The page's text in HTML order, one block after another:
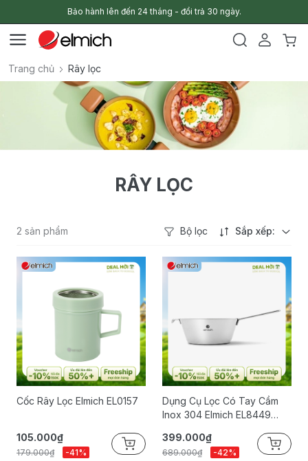
Bảo hành lên đến 24 tháng - đổi trả 30 ngày.
Trang chủ Rây lọc
RÂY LỌC
2 sản phẩm Bộ lọc Sắp xếp:
Cốc Rây Lọc Elmich EL0157
105.000₫
179.000₫ -41%
Dụng Cụ Lọc Có Tay Cầm
Inox 304 Elmich EL8449
399.000₫
689.000₫ -42%